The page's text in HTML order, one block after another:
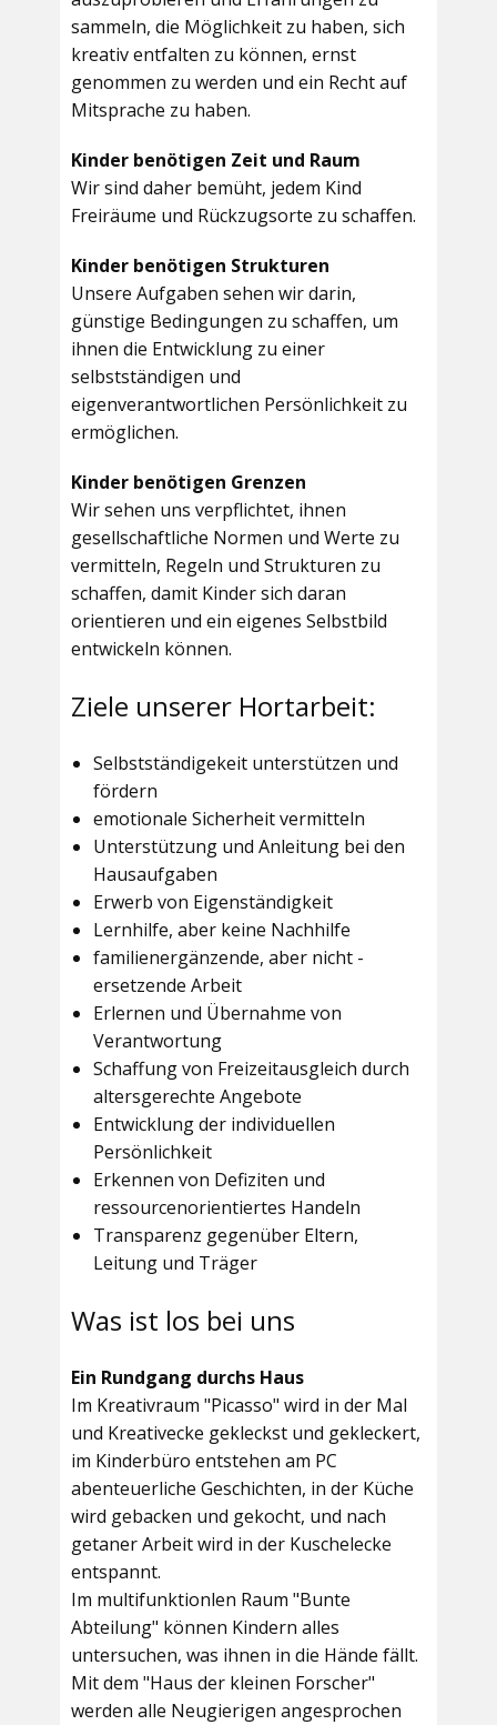
sammeln, die Möglichkeit zu haben, sich
kreativ entfalten zu können, ernst
genommen zu werden und ein Recht auf
Mitsprache zu haben.
Kinder benötigen Zeit und Raum
Wir sind daher bemüht, jedem Kind
Freiräume und Rückzugsorte zu schaffen.
Kinder benötigen Strukturen
Unsere Aufgaben sehen wir darin,
günstige Bedingungen zu schaffen, um
ihnen die Entwicklung zu einer
selbstständigen und
eigenverantwortlichen Persönlichkeit zu
ermöglichen.
Kinder benötigen Grenzen
Wir sehen uns verpflichtet, ihnen
gesellschaftliche Normen und Werte zu
vermitteln, Regeln und Strukturen zu
schaffen, damit Kinder sich daran
orientieren und ein eigenes Selbstbild
entwickeln können.
Ziele unserer Hortarbeit:
Selbstständigekeit unterstützen und
fördern
emotionale Sicherheit vermitteln
Unterstützung und Anleitung bei den
Hausaufgaben
Erwerb von Eigenständigkeit
Lernhilfe, aber keine Nachhilfe
familienergänzende, aber nicht -
ersetzende Arbeit
Erlernen und Übernahme von
Verantwortung
Schaffung von Freizeitausgleich durch
altersgerechte Angebote
Entwicklung der individuellen
Persönlichkeit
Erkennen von Defiziten und
ressourcenorientiertes Handeln
Transparenz gegenüber Eltern,
Leitung und Träger
Was ist los bei uns
Ein Rundgang durchs Haus
Im Kreativraum "Picasso" wird in der Mal
und Kreativecke gekleckst und gekleckert,
im Kinderbüro entstehen am PC
abenteuerliche Geschichten, in der Küche
wird gebacken und gekocht, und nach
getaner Arbeit wird in der Kuschelecke
entspannt.
Im multifunktionlen Raum "Bunte
Abteilung" können Kindern alles
untersuchen, was ihnen in die Hände fällt.
Mit dem "Haus der kleinen Forscher"
werden alle Neugierigen angesprochen